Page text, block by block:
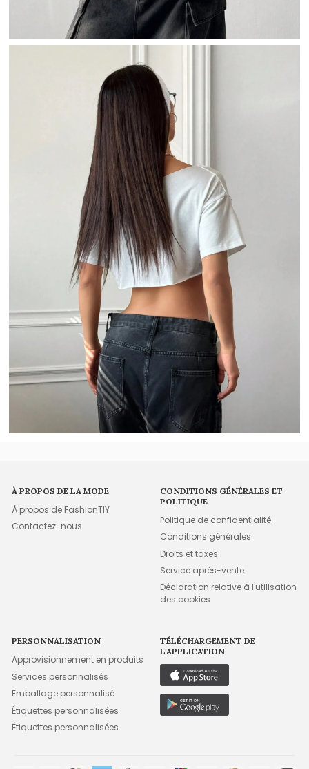
À PROPOS DE LA MODE
À propos de FashionTIY
Contactez-nous
CONDITIONS GÉNÉRALES ET
POLITIQUE
Politique de confidentialité
Conditions générales
Droits et taxes
Service après-vente
Déclaration relative à l'utilisation
des cookies
PERSONNALISATION
Approvisionnement en produits
Services personnalisés
Emballage personnalisé
Étiquettes personnalisées
Étiquettes personnalisées
TÉLÉCHARGEMENT DE
L'APPLICATION